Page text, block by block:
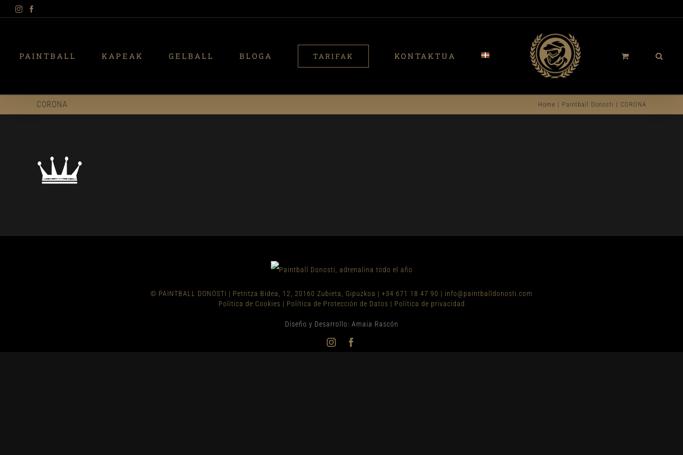
Skip
PAINTBALL KAPEAK GELBALL BLOGA TARIFAK KONTAKTUA
CORONA Home Paintball Donosti CORONA
© PAINTBALL DONOSTI | Petritza Bidea, 12, 20160 Zubieta, Gipuzkoa | +34 671 18 47 90 | info@paintballdonosti.com
Política de Cookies | Política de Protección de Datos | Política de privacidad
Diseño y Desarrollo: Amaia Rascón
Instagram